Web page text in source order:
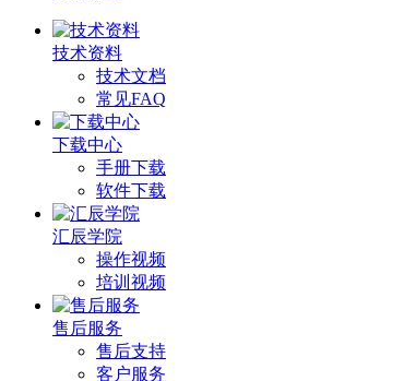
技术资料
技术文档
常见FAQ
下载中心
手册下载
软件下载
汇辰学院
操作视频
培训视频
售后服务
售后支持
客户服务